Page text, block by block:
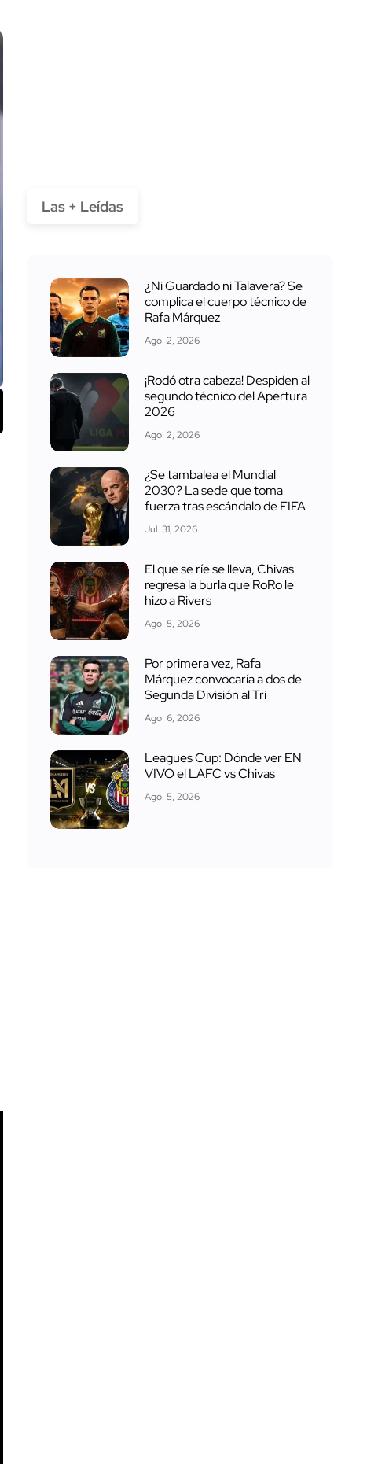
Las + Leídas
¿Ni Guardado ni Talavera? Se
complica el cuerpo técnico de
Rafa Márquez
Ago. 2, 2026
¡Rodó otra cabeza! Despiden al
segundo técnico del Apertura
2026
Ago. 2, 2026
¿Se tambalea el Mundial
2030? La sede que toma
fuerza tras escándalo de FIFA
Jul. 31, 2026
El que se ríe se lleva, Chivas
regresa la burla que RoRo le
hizo a Rivers
Ago. 5, 2026
Por primera vez, Rafa
Márquez convocaría a dos de
Segunda División al Tri
Ago. 6, 2026
Leagues Cup: Dónde ver EN
VIVO el LAFC vs Chivas
Ago. 5, 2026